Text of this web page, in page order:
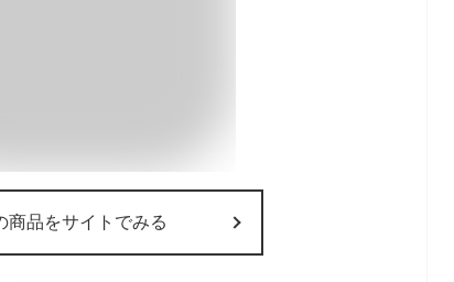
商品をサイトでみる